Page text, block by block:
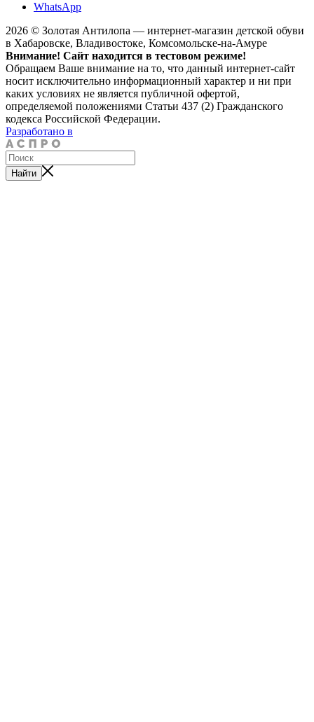
WhatsApp
2026 © Золотая Антилопа — интернет-магазин детской обуви
в Хабаровске, Владивостоке, Комсомольске-на-Амуре
Внимание! Сайт находится в тестовом режиме!
Обращаем Ваше внимание на то, что данный интернет-сайт
носит исключительно информационный характер и ни при
каких условиях не является публичной офертой,
определяемой положениями Статьи 437 (2) Гражданского
кодекса Российской Федерации.
Разработано в
Найти